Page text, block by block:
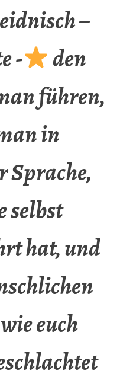
–
-
den
führen,
in
Sprache,
selbst
hat, und
euch